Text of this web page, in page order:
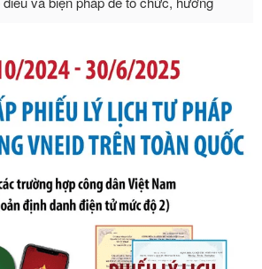
TT- BТC ngày 19 tháng 12 năm
Bộ Tài chính hướng dẫn thực hiện xử
trong lĩnh vực kho bạc nhà nước
2026
NĐ-CP
2026/NĐ-CP của Chính phủ: Sửa
điều của Nghị định số 125/2020/NĐ-СР
2020 của Chính phủ quy định xử
chính về thuế, hóa đơn được sửa đổi, bổ
số 102/2021/NĐ-CP
07/2026